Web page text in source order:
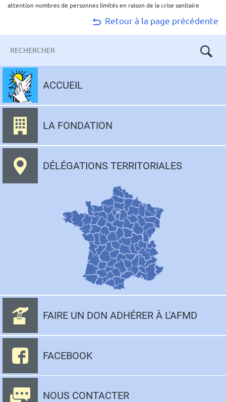
attention nombres de personnes limités en raison de la crise sanitaire
Retour à la page précédente
clés
Aller
contenu
ACCUEIL
LA FONDATION
DÉLÉGATIONS TERRITORIALES
FAIRE UN DON ADHÉRER À L'AFMD
FACEBOOK
NOUS CONTACTER